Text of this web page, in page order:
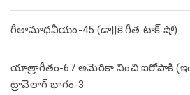
గీతామాధవీయం-45 (డా||కె.గీత టాక్ షో)
యాత్రాగీతం-67 అమెరికా నించి ఐరోపాకి
ట్రావెలాగ్ భాగం-3